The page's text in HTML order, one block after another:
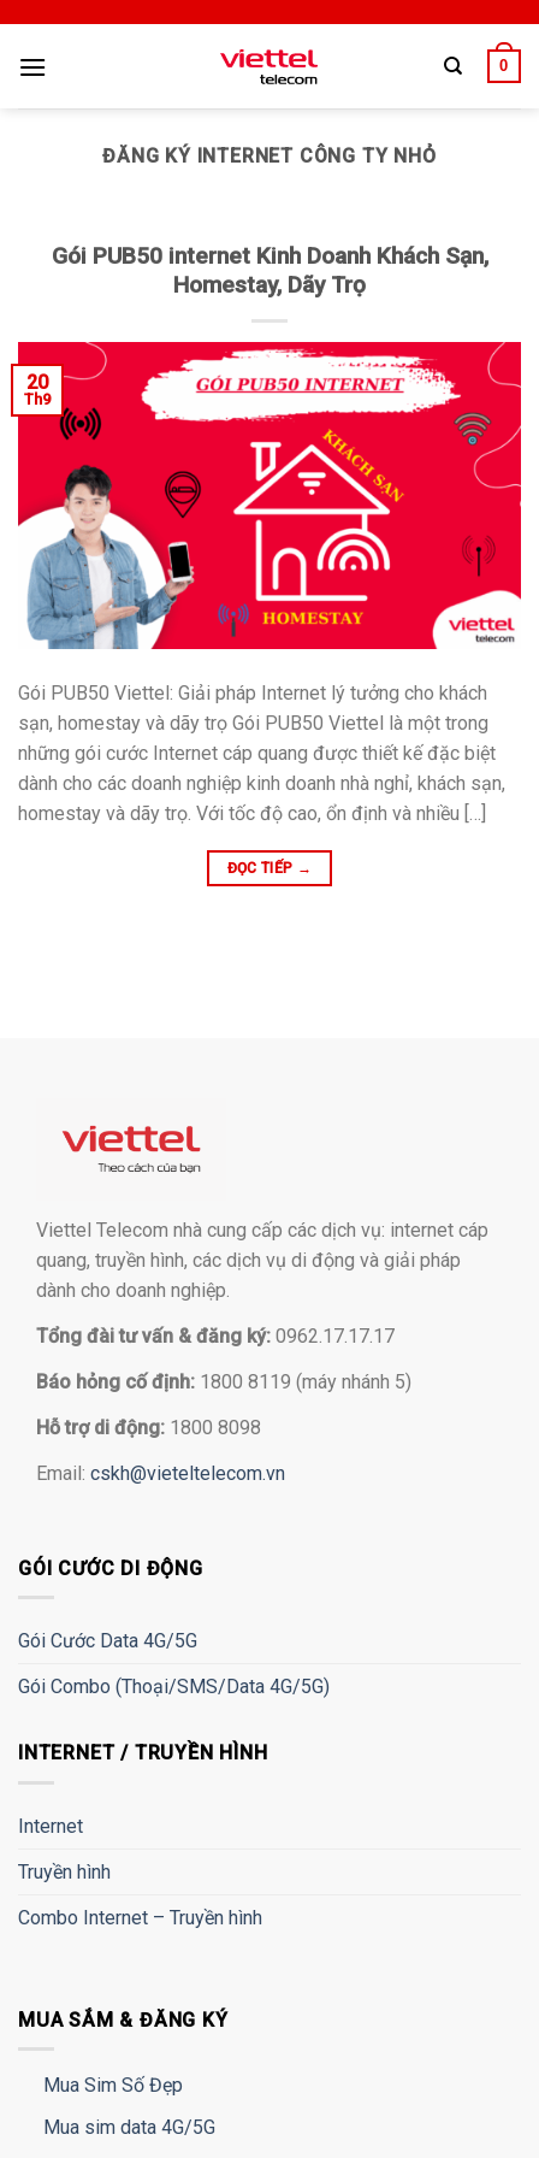
0
ĐĂNG KÝ INTERNET CÔNG TY NHỎ
Gói PUB50 internet Kinh Doanh Khách Sạn,
Homestay, Dãy Trọ
20
Th9
Gói PUB50 Viettel: Giải pháp Internet lý tưởng cho khách
sạn, homestay và dãy trọ Gói PUB50 Viettel là một trong
những gói cước Internet cáp quang được thiết kế đặc biệt
dành cho các doanh nghiệp kinh doanh nhà nghỉ, khách sạn,
homestay và dãy trọ. Với tốc độ cao, ổn định và nhiều […]
ĐỌC TIẾP →
Viettel Telecom nhà cung cấp các dịch vụ: internet cáp
quang, truyền hình, các dịch vụ di động và giải pháp
dành cho doanh nghiệp.
Tổng đài tư vấn & đăng ký: 0962.17.17.17
Báo hỏng cố định: 1800 8119 (máy nhánh 5)
Hỗ trợ di động: 1800 8098
Email: cskh@vieteltelecom.vn
GÓI CƯỚC DI ĐỘNG
Gói Cước Data 4G/5G
Gói Combo (Thoại/SMS/Data 4G/5G)
INTERNET / TRUYỀN HÌNH
Internet
Truyền hình
Combo Internet – Truyền hình
MUA SẮM & ĐĂNG KÝ
Mua Sim Số Đẹp
Mua sim data 4G/5G